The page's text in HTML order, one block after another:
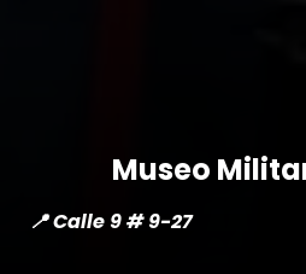
Museo
📍 Calle 9 # 9-27